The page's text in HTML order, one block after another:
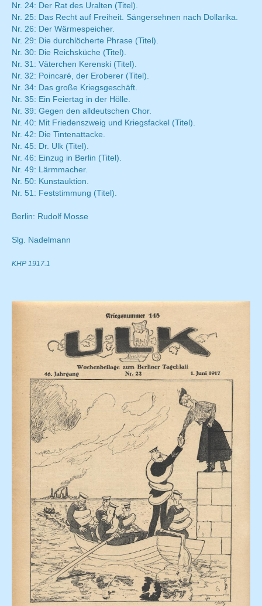
Nr. 24: Der Rat des Uralten (Titel).
Nr. 25: Das Recht auf Freiheit. Sängersehnen nach Dollarika.
Nr. 26: Der Wärmespeicher.
Nr. 29: Die durchlöcherte Phrase (Titel).
Nr. 30: Die Reichsküche (Titel).
Nr. 31: Väterchen Kerenski (Titel).
Nr. 32: Poincaré, der Eroberer (Titel).
Nr. 34: Das große Kriegsgeschäft.
Nr. 35: Ein Feiertag in der Hölle.
Nr. 39: Gegen den alldeutschen Chor.
Nr. 40: Mit Friedenszweig und Kriegsfackel (Titel).
Nr. 42: Die Tintenattacke.
Nr. 45: Dr. Ulk (Titel).
Nr. 46: Einzug in Berlin (Titel).
Nr. 49: Lärmmacher.
Nr. 50: Kunstauktion.
Nr. 51: Feststimmung (Titel).
Berlin: Rudolf Mosse
Slg. Nadelmann
KHP 1917.1